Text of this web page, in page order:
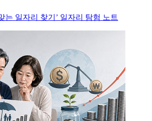
는 일자리 찾기’ 일자리 탐험 노트